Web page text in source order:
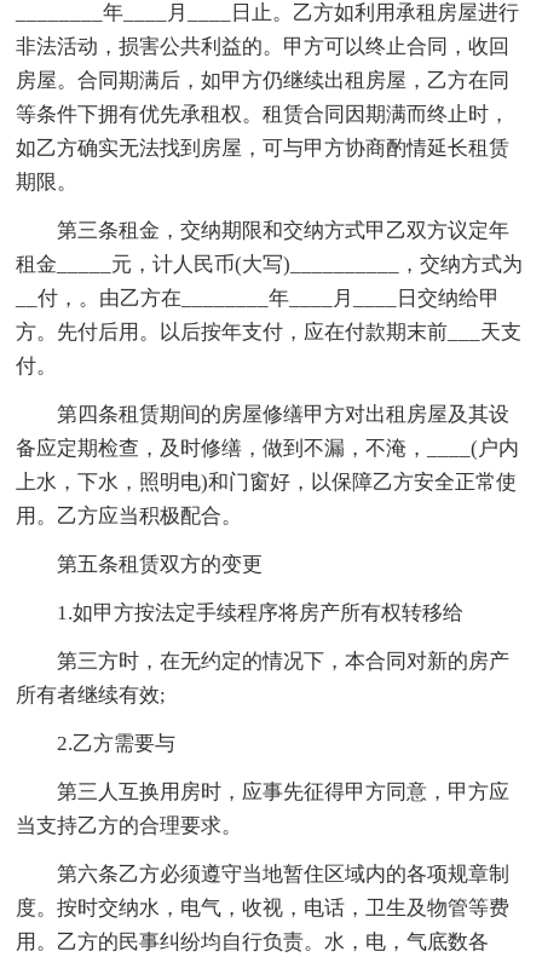
________年____月____日止。乙方如利用承租房屋进行
非法活动，损害公共利益的。甲方可以终止合同，收回
房屋。合同期满后，如甲方仍继续出租房屋，乙方在同
等条件下拥有优先承租权。租赁合同因期满而终止时，
如乙方确实无法找到房屋，可与甲方协商酌情延长租赁
期限。
第三条租金，交纳期限和交纳方式甲乙双方议定年
租金_____元，计人民币(大写)__________，交纳方式为
__付，。由乙方在________年____月____日交纳给甲
方。先付后用。以后按年支付，应在付款期末前___天支
付。
第四条租赁期间的房屋修缮甲方对出租房屋及其设
备应定期检查，及时修缮，做到不漏，不淹，____(户内
上水，下水，照明电)和门窗好，以保障乙方安全正常使
用。乙方应当积极配合。
第五条租赁双方的变更
1.如甲方按法定手续程序将房产所有权转移给
第三方时，在无约定的情况下，本合同对新的房产
所有者继续有效;
2.乙方需要与
第三人互换用房时，应事先征得甲方同意，甲方应
当支持乙方的合理要求。
第六条乙方必须遵守当地暂住区域内的各项规章制
度。按时交纳水，电气，收视，电话，卫生及物管等费
用。乙方的民事纠纷均自行负责。水，电，气底数各